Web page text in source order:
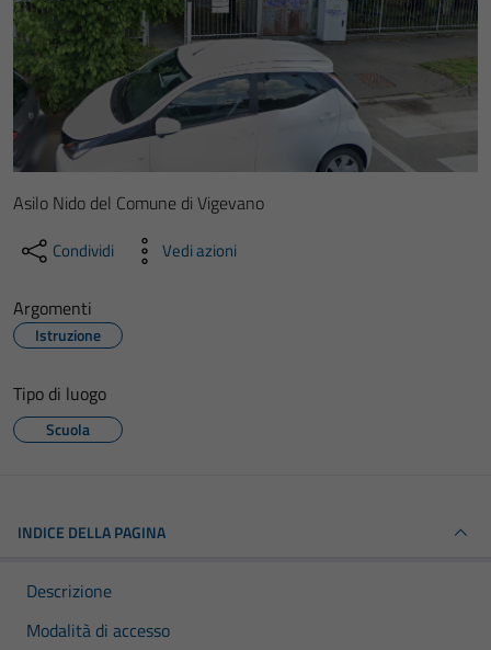
Asilo Nido del Comune di Vigevano
Condividi Vedi azioni
Argomenti
Istruzione
Tipo di luogo
Scuola
INDICE DELLA PAGINA
Descrizione
Modalità di accesso